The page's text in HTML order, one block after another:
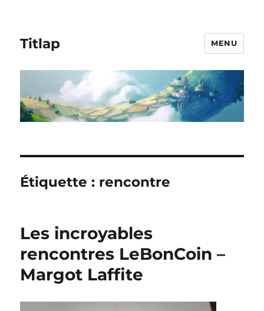
Titlap MENU
Étiquette : rencontre
Les incroyables
rencontres LeBonCoin –
Margot Laffite